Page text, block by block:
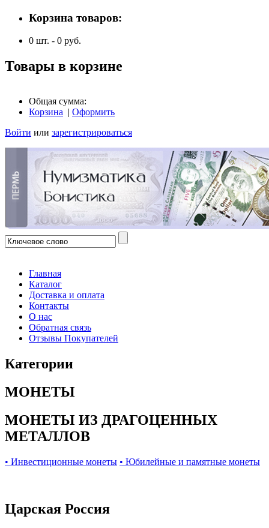
Корзина товаров:
0 шт. - 0 руб.
Товары в корзине
Общая сумма:
Корзина | Оформить
Войти или зарегистрироваться
Главная
Каталог
Доставка и оплата
Контакты
О нас
Обратная связь
Отзывы Покупателей
Категории
МОНЕТЫ
МОНЕТЫ ИЗ ДРАГОЦЕННЫХ
МЕТАЛЛОВ
• Инвестиционные монеты • Юбилейные и памятные монеты
Царская Россия